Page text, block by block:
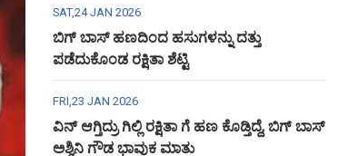
SAT,24 JAN 2026
ಬಿಗ್ ಬಾಸ್ ಹಣದಿಂದ ಹಸುಗಳನ್ನು ದತ್ತು
ಪಡೆದುಕೊಂಡ ರಕ್ಷಿತಾ ಶೆಟ್ಟಿ
FRI,23 JAN 2026
ವಿನ್ ಆಗ್ತಿದ್ರು ಗಿಲ್ಲಿ ರಕ್ಷಿತಾ ಗೆ ಹಣ ಕೊಡ್ತಿದ್ದೆ, ಬಿಗ್ ಬಾಸ್
ಅಶ್ವಿನಿ ಗೌಡ ಭಾವುಕ ಮಾತು